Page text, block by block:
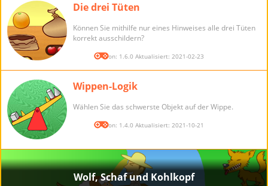
Die drei Tüten
Können Sie mithilfe nur eines Hinweises alle drei Tüten
korrekt ausschildern?
Version: 1.6.0 Aktualisiert: 2021-02-23
Wippen-Logik
Wählen Sie das schwerste Objekt auf der Wippe.
Version: 1.4.0 Aktualisiert: 2021-10-21